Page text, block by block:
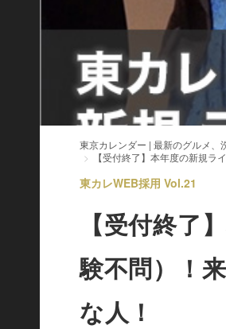
東京カレンダー | 最新のグルメ、
【受付終了】本年度の新規ラ
東カレWEB採用 Vol.21
【受付終了
験不問）！
な人！